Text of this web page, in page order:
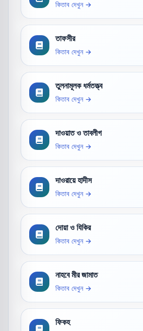
কিতাব দেখুন →
তাফসীর
কিতাব দেখুন →
তুলনামূলক ধর্মতত্ত্ব
কিতাব দেখুন →
দাওয়াত ও তাবলীগ
কিতাব দেখুন →
দাওরায়ে হাদীস
কিতাব দেখুন →
দোয়া ও যিকির
কিতাব দেখুন →
নাহবে মীর জামাত
কিতাব দেখুন →
ফিকহ